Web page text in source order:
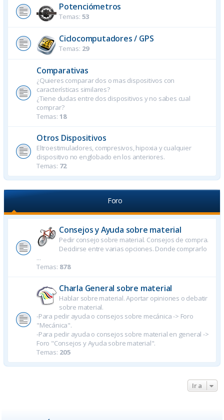
Potenciómetros
Temas: 53
Ciclocomputadores / GPS
Temas: 29
Comparativas
¿Quieres comparar dos o mas dispositivos con
características similares?
¿Tiene dudas entre dos dispositivos y no sabes cual
comprar?
Temas: 18
Otros Dispositivos
Eltroestimuladores, compresivos, hipoxia y cualquier
dispositivo no englobado en los anteriores.
Temas: 72
Foro
Consejos y Ayuda sobre material
Pedir consejo sobre material. Consejos de compra.
Decidirse entre varias opciones. Donde comprarlo
...
Temas: 878
Charla General sobre material
Hablar sobre material. Aportar opiniones o debatir
sobre material.
-Para pedir ayuda o consejos sobre mecánica -> Foro
"Mecánica".
-Para pedir ayuda o consejos sobre material en general ->
Foro "Consejos y Ayuda sobre material".
Temas: 205
Ir a